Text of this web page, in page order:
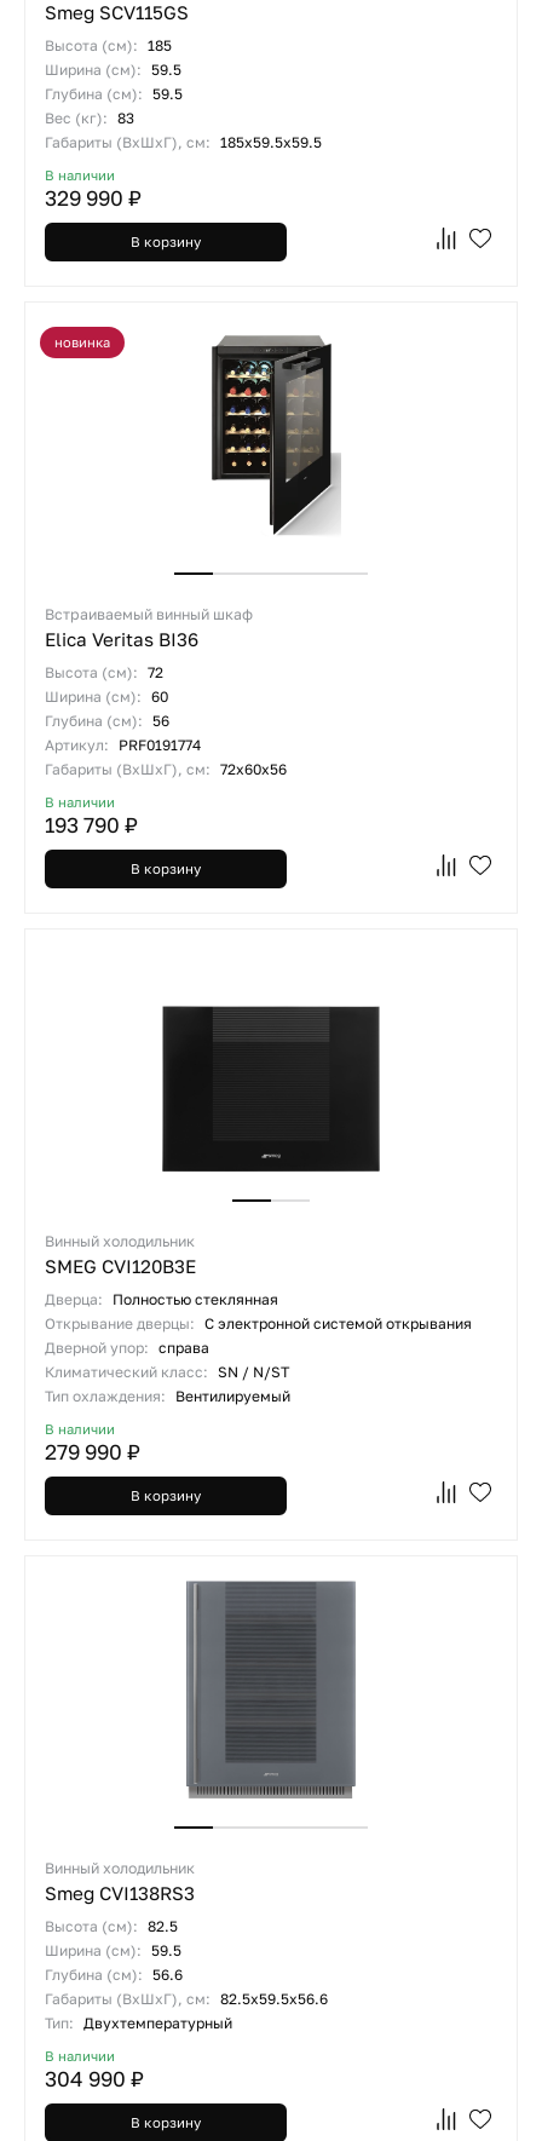
Smeg SCV115GS
Высота (см): 185
Ширина (см): 59.5
Глубина (см): 59.5
Вес (кг): 83
Габариты (ВхШхГ), см: 185х59.5х59.5
В наличии
329 990 ₽
В корзину
новинка
Встраиваемый винный шкаф
Elica Veritas BI36
Высота (см): 72
Ширина (см): 60
Глубина (см): 56
Артикул:
PRF0191774
Габариты (ВхШхГ), см: 72x60x56
В наличии
193 790 ₽
В корзину
Винный холодильник
SMEG CVI120B3E
Дверца:
Полностью стеклянная
Открывание дверцы: С электронной системой открывания
Дверной упор: справа
Климатический класс:
SN / N/ST
Тип охлаждения:
Вентилируемый
В наличии
279 990 ₽
В корзину
Винный холодильник
Smeg CVI138RS3
Высота (см): 82.5
Ширина (см): 59.5
Глубина (см): 56.6
Габариты (ВхШхГ), см: 82.5х59.5х56.6
Тип: Двухтемпературный
В наличии
304 990 ₽
В корзину